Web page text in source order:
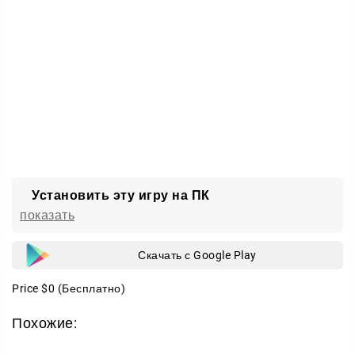
Установить эту игру на ПК
показать
Скачать с Google Play
Price $0 (Бесплатно)
Похожие: